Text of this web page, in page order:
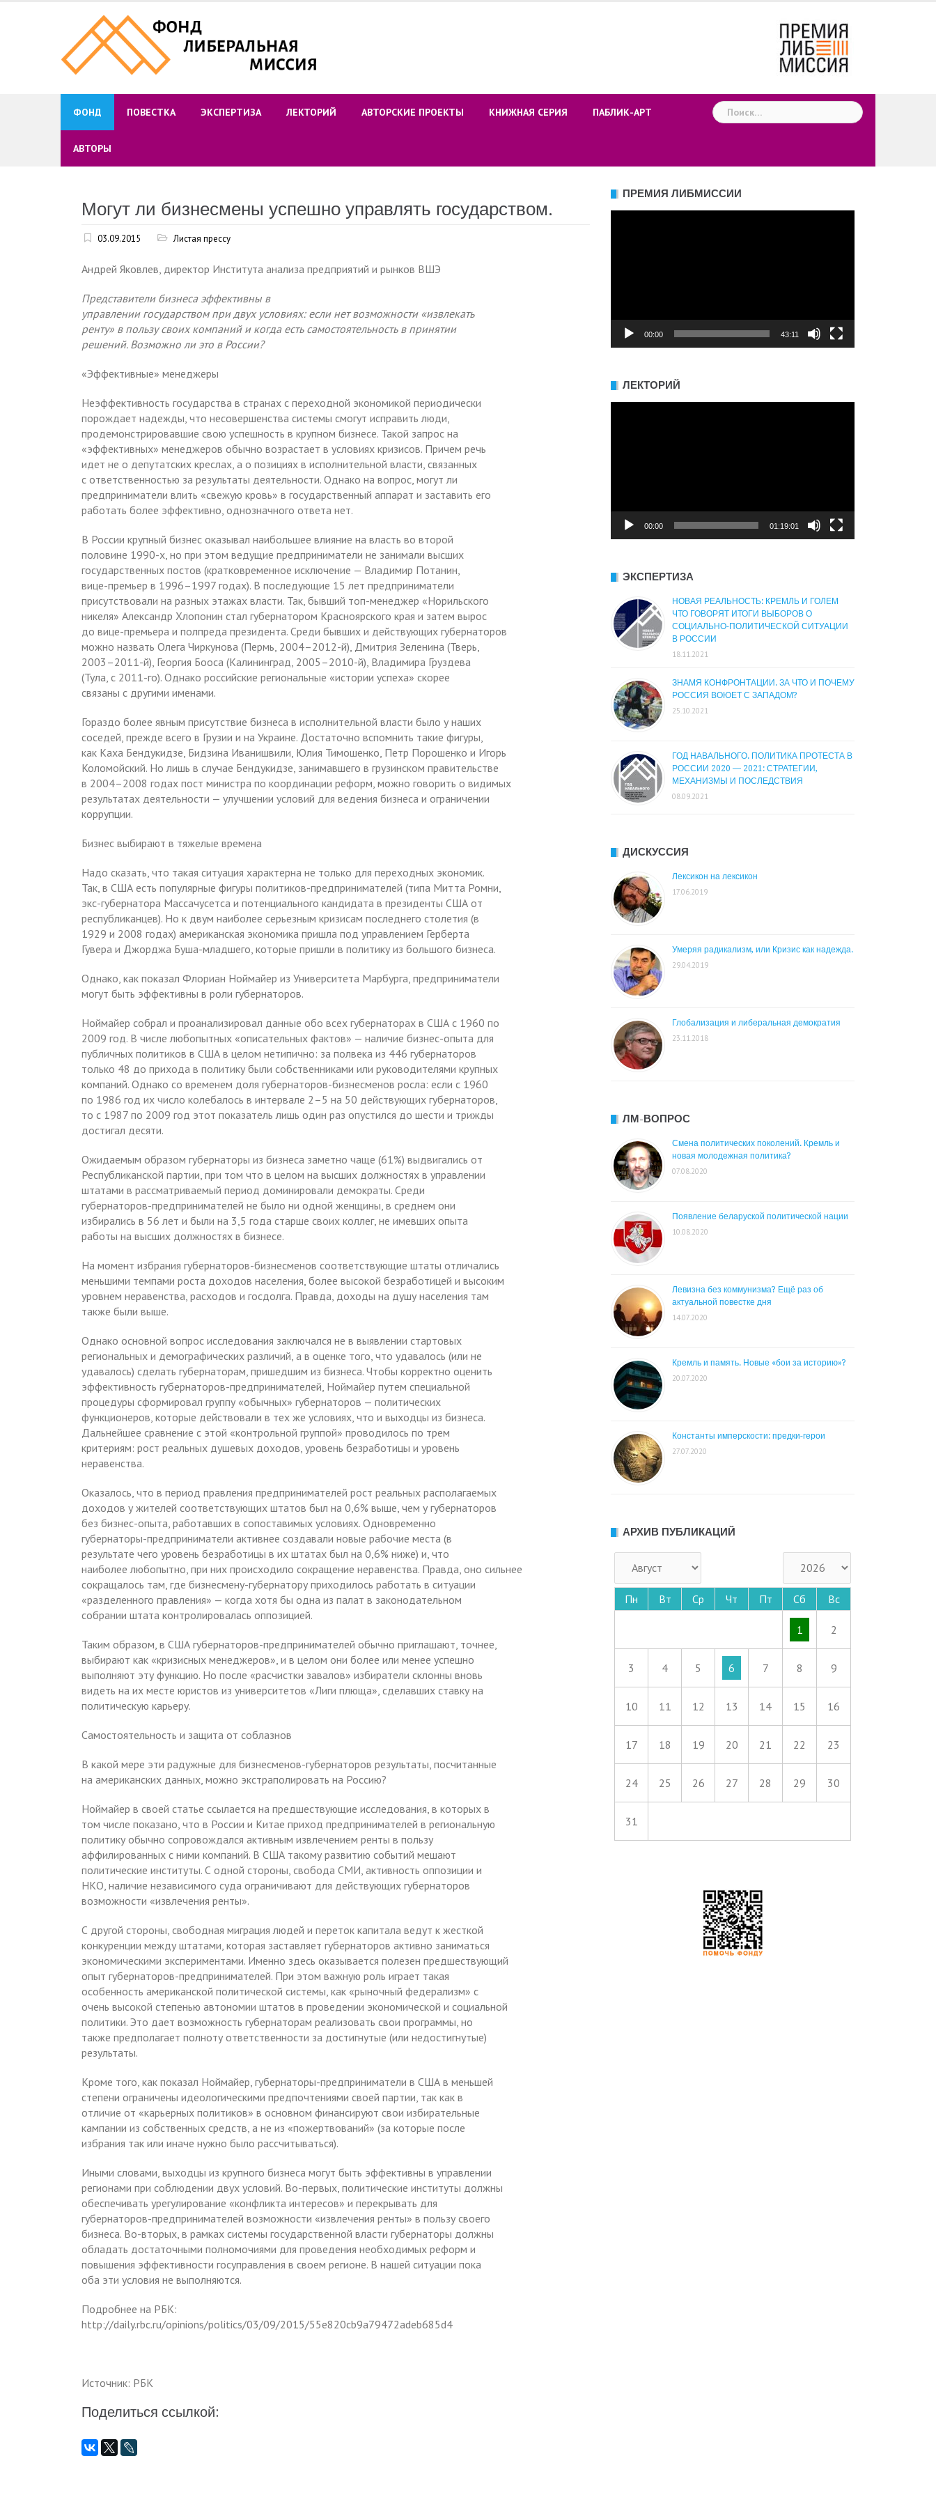
ФОНД ПОВЕСТКА ЭКСПЕРТИЗА ЛЕКТОРИЙ АВТОРСКИЕ ПРОЕКТЫ КНИЖНАЯ СЕРИЯ ПАБЛИК-АРТ
АВТОРЫ
Найти:
Могут ли бизнесмены успешно управлять государством.
03.09.2015 Листая прессу
Андрей Яковлев, директор Института анализа предприятий и рынков ВШЭ
Представители бизнеса эффективны в
управлении государством при двух условиях: если нет возможности «извлекать
ренту» в пользу своих компаний и когда есть самостоятельность в принятии
решений. Возможно ли это в России?
«Эффективные» менеджеры
Неэффективность государства в странах с переходной экономикой периодически
порождает надежды, что несовершенства системы смогут исправить люди,
продемонстрировавшие свою успешность в крупном бизнесе. Такой запрос на
«эффективных» менеджеров обычно возрастает в условиях кризисов. Причем речь
идет не о депутатских креслах, а о позициях в исполнительной власти, связанных
с ответственностью за результаты деятельности. Однако на вопрос, могут ли
предприниматели влить «свежую кровь» в государственный аппарат и заставить его
работать более эффективно, однозначного ответа нет.
В России крупный бизнес оказывал наибольшее влияние на власть во второй
половине 1990-х, но при этом ведущие предприниматели не занимали высших
государственных постов (кратковременное исключение — Владимир Потанин,
вице-премьер в 1996–1997 годах). В последующие 15 лет предприниматели
присутствовали на разных этажах власти. Так, бывший топ-менеджер «Норильского
никеля» Александр Хлопонин стал губернатором Красноярского края и затем вырос
до вице-премьера и полпреда президента. Среди бывших и действующих губернаторов
можно назвать Олега Чиркунова (Пермь, 2004–2012-й), Дмитрия Зеленина (Тверь,
2003–2011-й), Георгия Бооса (Калининград, 2005–2010-й), Владимира Груздева
(Тула, с 2011-го). Однако российские региональные «истории успеха» скорее
связаны с другими именами.
Гораздо более явным присутствие бизнеса в исполнительной власти было у наших
соседей, прежде всего в Грузии и на Украине. Достаточно вспомнить такие фигуры,
как Каха Бендукидзе, Бидзина Иванишвили, Юлия Тимошенко, Петр Порошенко и Игорь
Коломойский. Но лишь в случае Бендукидзе, занимавшего в грузинском правительстве
в 2004–2008 годах пост министра по координации реформ, можно говорить о видимых
результатах деятельности — улучшении условий для ведения бизнеса и ограничении
коррупции.
Бизнес выбирают в тяжелые времена
Надо сказать, что такая ситуация характерна не только для переходных экономик.
Так, в США есть популярные фигуры политиков-предпринимателей (типа Митта Ромни,
экс-губернатора Массачусетса и потенциального кандидата в президенты США от
республиканцев). Но к двум наиболее серьезным кризисам последнего столетия (в
1929 и 2008 годах) американская экономика пришла под управлением Герберта
Гувера и Джорджа Буша-младшего, которые пришли в политику из большого бизнеса.
Однако, как показал Флориан Ноймайер из Университета Марбурга, предприниматели
могут быть эффективны в роли губернаторов.
Ноймайер собрал и проанализировал данные обо всех губернаторах в США с 1960 по
2009 год. В числе любопытных «описательных фактов» — наличие бизнес-опыта для
публичных политиков в США в целом нетипично: за полвека из 446 губернаторов
только 48 до прихода в политику были собственниками или руководителями крупных
компаний. Однако со временем доля губернаторов-бизнесменов росла: если с 1960
по 1986 год их число колебалось в интервале 2–5 на 50 действующих губернаторов,
то с 1987 по 2009 год этот показатель лишь один раз опустился до шести и трижды
достигал десяти.
Ожидаемым образом губернаторы из бизнеса заметно чаще (61%) выдвигались от
Республиканской партии, при том что в целом на высших должностях в управлении
штатами в рассматриваемый период доминировали демократы. Среди
губернаторов-предпринимателей не было ни одной женщины, в среднем они
избирались в 56 лет и были на 3,5 года старше своих коллег, не имевших опыта
работы на высших должностях в бизнесе.
На момент избрания губернаторов-бизнесменов соответствующие штаты отличались
меньшими темпами роста доходов населения, более высокой безработицей и высоким
уровнем неравенства, расходов и госдолга. Правда, доходы на душу населения там
также были выше.
Однако основной вопрос исследования заключался не в выявлении стартовых
региональных и демографических различий, а в оценке того, что удавалось (или не
удавалось) сделать губернаторам, пришедшим из бизнеса. Чтобы корректно оценить
эффективность губернаторов-предпринимателей, Ноймайер путем специальной
процедуры сформировал группу «обычных» губернаторов — политических
функционеров, которые действовали в тех же условиях, что и выходцы из бизнеса.
Дальнейшее сравнение с этой «контрольной группой» проводилось по трем
критериям: рост реальных душевых доходов, уровень безработицы и уровень
неравенства.
Оказалось, что в период правления предпринимателей рост реальных располагаемых
доходов у жителей соответствующих штатов был на 0,6% выше, чем у губернаторов
без бизнес-опыта, работавших в сопоставимых условиях. Одновременно
губернаторы-предприниматели активнее создавали новые рабочие места (в
результате чего уровень безработицы в их штатах был на 0,6% ниже) и, что
наиболее любопытно, при них происходило сокращение неравенства. Правда, оно сильнее
сокращалось там, где бизнесмену-губернатору приходилось работать в ситуации
«разделенного правления» — когда хотя бы одна из палат в законодательном
собрании штата контролировалась оппозицией.
Таким образом, в США губернаторов-предпринимателей обычно приглашают, точнее,
выбирают как «кризисных менеджеров», и в целом они более или менее успешно
выполняют эту функцию. Но после «расчистки завалов» избиратели склонны вновь
видеть на их месте юристов из университетов «Лиги плюща», сделавших ставку на
политическую карьеру.
Самостоятельность и защита от соблазнов
В какой мере эти радужные для бизнесменов-губернаторов результаты, посчитанные
на американских данных, можно экстраполировать на Россию?
Ноймайер в своей статье ссылается на предшествующие исследования, в которых в
том числе показано, что в России и Китае приход предпринимателей в региональную
политику обычно сопровождался активным извлечением ренты в пользу
аффилированных с ними компаний. В США такому развитию событий мешают
политические институты. С одной стороны, свобода СМИ, активность оппозиции и
НКО, наличие независимого суда ограничивают для действующих губернаторов
возможности «извлечения ренты».
С другой стороны, свободная миграция людей и переток капитала ведут к жесткой
конкуренции между штатами, которая заставляет губернаторов активно заниматься
экономическими экспериментами. Именно здесь оказывается полезен предшествующий
опыт губернаторов-предпринимателей. При этом важную роль играет такая
особенность американской политической системы, как «рыночный федерализм» с
очень высокой степенью автономии штатов в проведении экономической и социальной
политики. Это дает возможность губернаторам реализовать свои программы, но
также предполагает полноту ответственности за достигнутые (или недостигнутые)
результаты.
Кроме того, как показал Ноймайер, губернаторы-предприниматели в США в меньшей
степени ограничены идеологическими предпочтениями своей партии, так как в
отличие от «карьерных политиков» в основном финансируют свои избирательные
кампании из собственных средств, а не из «пожертвований» (за которые после
избрания так или иначе нужно было рассчитываться).
Иными словами, выходцы из крупного бизнеса могут быть эффективны в управлении
регионами при соблюдении двух условий. Во-первых, политические институты должны
обеспечивать урегулирование «конфликта интересов» и перекрывать для
губернаторов-предпринимателей возможности «извлечения ренты» в пользу своего
бизнеса. Во-вторых, в рамках системы государственной власти губернаторы должны
обладать достаточными полномочиями для проведения необходимых реформ и
повышения эффективности госуправления в своем регионе. В нашей ситуации пока
оба эти условия не выполняются.
Подробнее на РБК:
http://daily.rbc.ru/opinions/politics/03/09/2015/55e820cb9a79472adeb685d4
Источник: РБК
Поделиться ссылкой:
ПРЕМИЯ ЛИБМИССИИ
00:00 43:11
ЛЕКТОРИЙ
00:00 01:19:01
ЭКСПЕРТИЗА
НОВАЯ РЕАЛЬНОСТЬ: КРЕМЛЬ И ГОЛЕМ
ЧТО ГОВОРЯТ ИТОГИ ВЫБОРОВ О
СОЦИАЛЬНО-ПОЛИТИЧЕСКОЙ СИТУАЦИИ
В РОССИИ
18.11.2021
ЗНАМЯ КОНФРОНТАЦИИ. ЗА ЧТО И ПОЧЕМУ
РОССИЯ ВОЮЕТ С ЗАПАДОМ?
25.10.2021
ГОД НАВАЛЬНОГО. ПОЛИТИКА ПРОТЕСТА В
РОССИИ 2020 — 2021: СТРАТЕГИИ,
МЕХАНИЗМЫ И ПОСЛЕДСТВИЯ
08.09.2021
ДИСКУССИЯ
Лексикон на лексикон
17.06.2019
Умеряя радикализм, или Кризис как надежда.
29.04.2019
Глобализация и либеральная демократия
23.11.2018
ЛМ-ВОПРОС
Смена политических поколений. Кремль и
новая молодежная политика?
07.08.2020
Появление беларуской политической нации
10.08.2020
Левизна без коммунизма? Ещё раз об
актуальной повестке дня
14.07.2020
Кремль и память. Новые «бои за историю»?
20.07.2020
Константы имперскости: предки-герои
27.07.2020
АРХИВ ПУБЛИКАЦИЙ
Пн Вт Ср Чт Пт Сб Вс
1 2
3 4 5 6 7 8 9
10 11 12 13 14 15 16
17 18 19 20 21 22 23
24 25 26 27 28 29 30
31